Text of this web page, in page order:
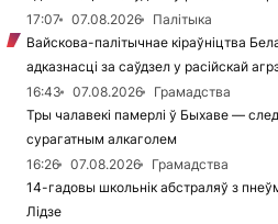
17:07
07.08.2026
Палітыка
Вайскова-палітычнае кіраўніцтва
адказнасці за саўдзел у расійскай
16:43
07.08.2026
Грамадства
Тры чалавекі памерлі ў Быхаве —
сурагатным алкаголем
16:26
07.08.2026
Грамадства
14-гадовы школьнік абстраляў з
Лідзе